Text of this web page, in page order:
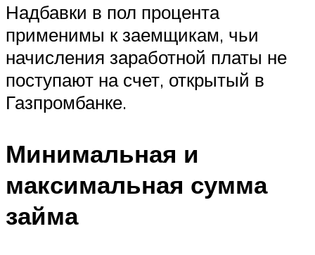
Надбавки в пол процента
применимы к заемщикам, чьи
начисления заработной платы не
поступают на счет, открытый в
Газпромбанке.
Минимальная и
максимальная сумма
займа